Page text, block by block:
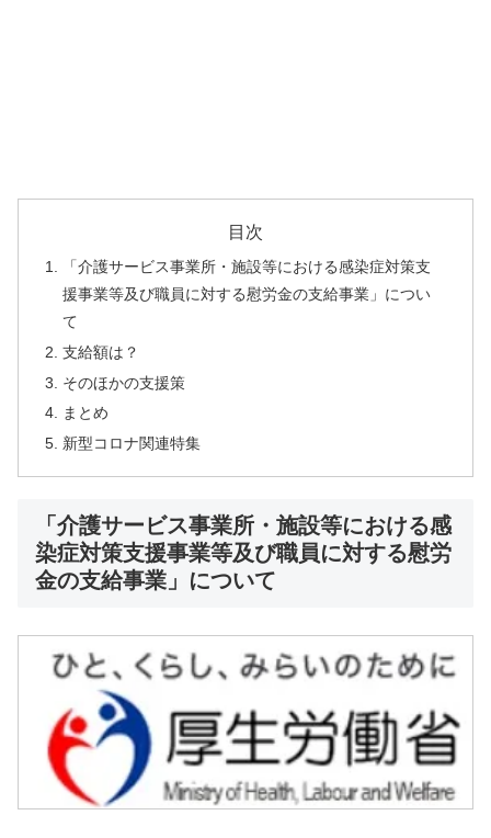
目次
「介護サービス事業所・施設等における感染症対策支
援事業等及び職員に対する慰労金の支給事業」につい
て
支給額は？
そのほかの支援策
まとめ
新型コロナ関連特集
「介護サービス事業所・施設等における感
染症対策支援事業等及び職員に対する慰労
金の支給事業」について